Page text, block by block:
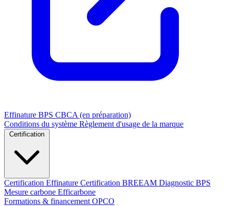
Effinature BPS CBCA (en préparation)
Conditions du système Règlement d'usage de la marque
Certification
Certification Effinature Certification BREEAM Diagnostic BPS
Mesure carbone Efficarbone
Formations & financement OPCO